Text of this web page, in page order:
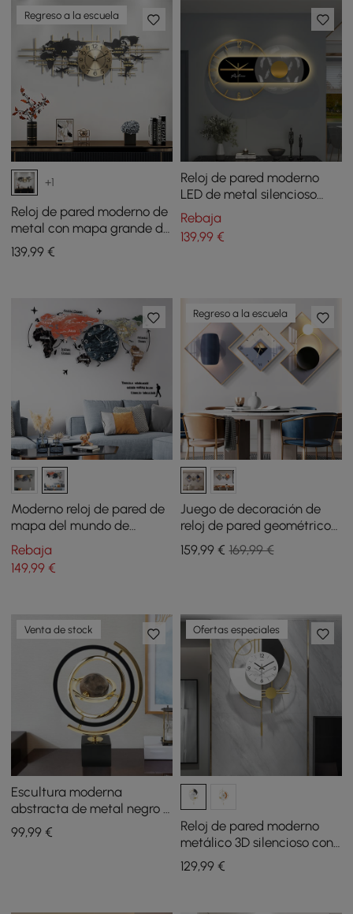
Regreso a la escuela
+1
Reloj de pared moderno de
metal con mapa grande de
960 mm, decoración, relojes
silenciosos, creativos,
139,99 €
Reloj de pared moderno
LED de metal silencioso
geométrico negro y dorado
de 600 mm
Rebaja
139,99€
Moderno reloj de pared de
mapa del mundo de
acrílico de 73,9 cm con
pantalla LED enchufable
Rebaja
149,99 €
Regreso a la escuela
Juego de decoración de
reloj de pared geométrico
moderno de 3 piezas,
relojes de pared con
159,99€ 169,99 €
Venta de stock
Escultura moderna
abstracta de metal negro y
dorado con soporte
rectangular
99,99 €
Ofertas especiales
Reloj de pared moderno
metálico 3D silencioso con
péndulo dorado para salón
y dormitorio
129,99€